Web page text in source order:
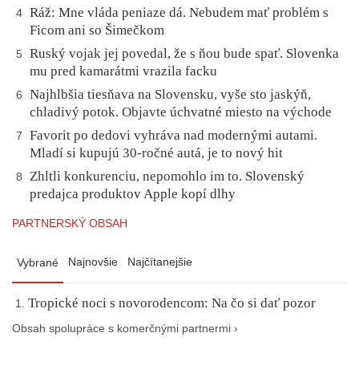
4 Ráž: Mne vláda peniaze dá. Nebudem mať problém s
Ficom ani so Šimečkom
5
Ruský vojak jej povedal, že s ňou bude spať. Slovenka
mu pred kamarátmi vrazila facku
6
Najhlbšia tiesňava na Slovensku, vyše sto jaskýň,
chladivý potok. Objavte úchvatné miesto na východe
7
Favorit po dedovi vyhráva nad modernými autami.
Mladí si kupujú 30-ročné autá, je to nový hit
8
Zhltli konkurenciu, nepomohlo im to. Slovenský
predajca produktov Apple kopí dlhy
PARTNERSKÝ OBSAH
Vybrané Najnovšie Najčítanejšie
Tropické noci s novorodencom: Na čo si dať pozor
Obsah spolupráce s komerčnými partnermi ›